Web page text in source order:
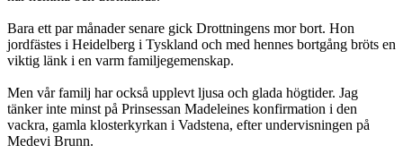
Bara ett par månader senare gick Drottningens mor bort. Hon
jordfästes i Heidelberg i Tyskland och med hennes bortgång bröts en
viktig länk i en varm familjegemenskap.
Men vår familj har också upplevt ljusa och glada högtider. Jag
tänker inte minst på Prinsessan Madeleines konfirmation i den
vackra, gamla klosterkyrkan i Vadstena, efter undervisningen på
Medevi Brunn.